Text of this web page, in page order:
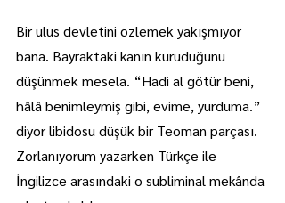
Bir ulus devletini özlemek yakışmıyor
bana. Bayraktaki kanın kuruduğunu
düşünmek mesela. “Hadi al götür beni,
hâlâ benimleymiş gibi, evime, yurduma.”
diyor libidosu düşük bir Teoman parçası.
Zorlanıyorum yazarken Türkçe ile
İngilizce arasındaki o subliminal mekânda